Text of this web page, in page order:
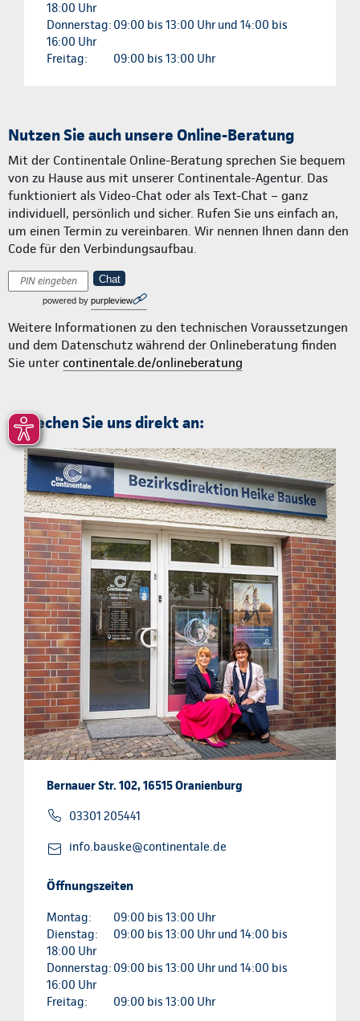
18:00 Uhr
Donnerstag: 09:00 bis 13:00 Uhr und 14:00 bis
16:00 Uhr
Freitag:
09:00 bis 13:00 Uhr
Nutzen Sie auch unsere Online-Beratung
Mit der Continentale Online-Beratung sprechen Sie bequem
von zu Hause aus mit unserer Continentale-Agentur. Das
funktioniert als Video-Chat oder als Text-Chat – ganz
individuell, persönlich und sicher. Rufen Sie uns einfach an,
um einen Termin zu vereinbaren. Wir nennen Ihnen dann den
Code für den Verbindungsaufbau.
Chat
powered by purpleview
Weitere Informationen zu den technischen Voraussetzungen
und dem Datenschutz während der Onlineberatung finden
Sie unter continentale.de/onlineberatung
Sprechen Sie uns direkt an:
Bernauer Str. 102, 16515 Oranienburg
03301 205441
info.bauske@continentale.de
Öffnungszeiten
Montag:
09:00 bis 13:00 Uhr
Dienstag:
09:00 bis 13:00 Uhr und 14:00 bis
18:00 Uhr
Donnerstag: 09:00 bis 13:00 Uhr und 14:00 bis
16:00 Uhr
Freitag:
09:00 bis 13:00 Uhr